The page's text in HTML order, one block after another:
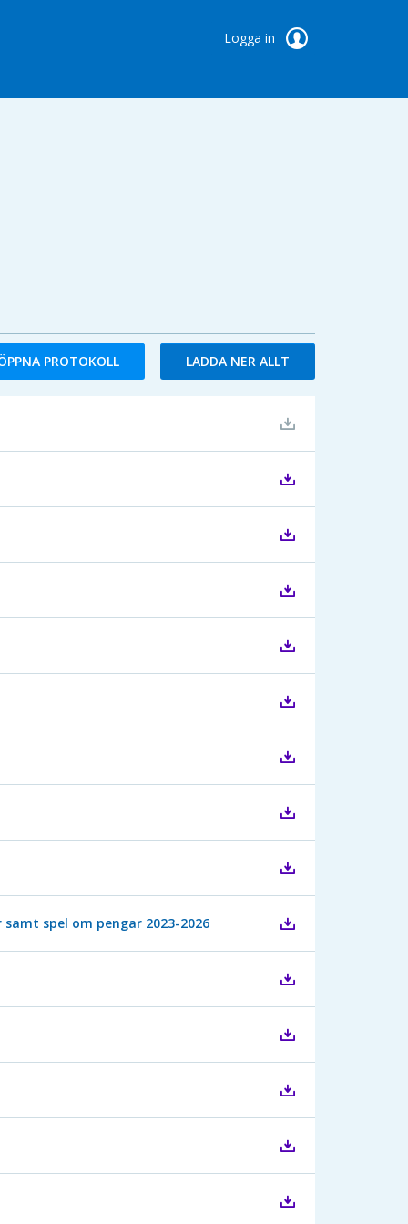
Logga in
PROTOKOLL LADDA NER ALLT
spel om pengar 2023-2026